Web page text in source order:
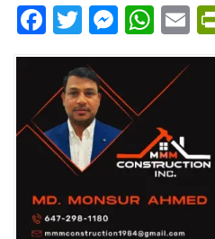
Facebook
Twitter